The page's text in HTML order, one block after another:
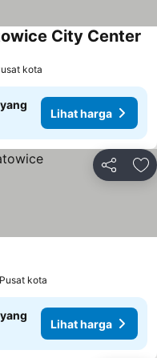
City Center
kota
Lihat harga
Bagikan
kota
Lihat harga